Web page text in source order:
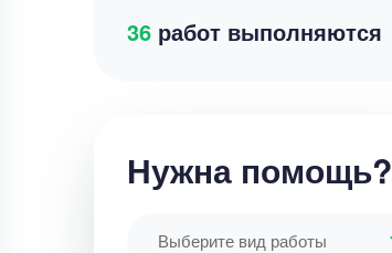
39работ выполняются
Нужна помощь?
Выберите вид работы